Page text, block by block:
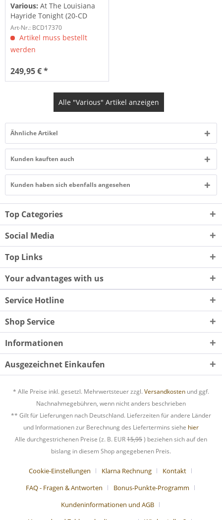
Various:At The Louisiana
Hayride Tonight (20-CD
Deluxe...
Art-Nr.: BCD17370
Artikel muss bestellt
werden
249,95 € *
Alle "Various" Artikel anzeigen
Ähnliche Artikel
Kunden kauften auch
Kunden haben sich ebenfalls angesehen
Top Categories
Social Media
Top Links
Your advantages with us
Service Hotline
Shop Service
Informationen
Ausgezeichnet Einkaufen
* Alle Preise inkl. gesetzl. Mehrwertsteuer zzgl. Versandkosten und ggf.
Nachnahmegebühren, wenn nicht anders beschrieben
** Gilt für Lieferungen nach Deutschland. Lieferzeiten für andere Länder
und Informationen zur Berechnung des Liefertermins siehe hier
Alle durchgestrichenen Preise (z. B. EUR15,95) beziehen sich auf den
bislang in diesem Shop angegebenen Preis.
Cookie-Einstellungen Klarna Rechnung
Kontakt
FAQ - Fragen & Antworten
Bonus-Punkte-Programm
Kundeninformationen und AGB